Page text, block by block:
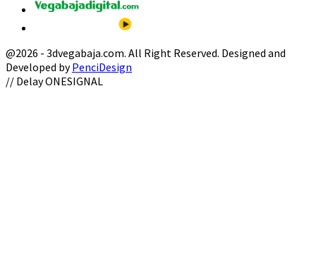
@2026 - 3dvegabaja.com. All Right Reserved. Designed and
Developed byPenciDesign
Facebook
Twitter
Instagram
Youtube
Email
// Delay ONESIGNAL